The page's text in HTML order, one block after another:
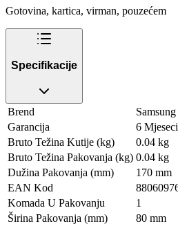
Gotovina, kartica, virman, pouzećem
Specifikacije
Brend
Samsung
Garancija
6 Mjeseci
Bruto Težina Kutije (kg)
0.04 kg
Bruto Težina Pakovanja (kg) 0.04 kg
Dužina Pakovanja (mm)
170 mm
EAN Kod
Komada U Pakovanju
1
Širina Pakovanja (mm)
80 mm